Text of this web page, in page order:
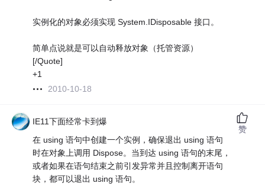
实例化的对象必须实现 System.IDisposable 接口。
简单点说就是可以自动释放对象（托管资源）
[/Quote]
+1
2010-10-18
IE11下面经常卡到爆
在 using 语句中创建一个实例，确保退出 using 语句
时在对象上调用 Dispose。当到达 using 语句的末尾，
或者如果在语句结束之前引发异常并且控制离开语句
块，都可以退出 using 语句。
赞